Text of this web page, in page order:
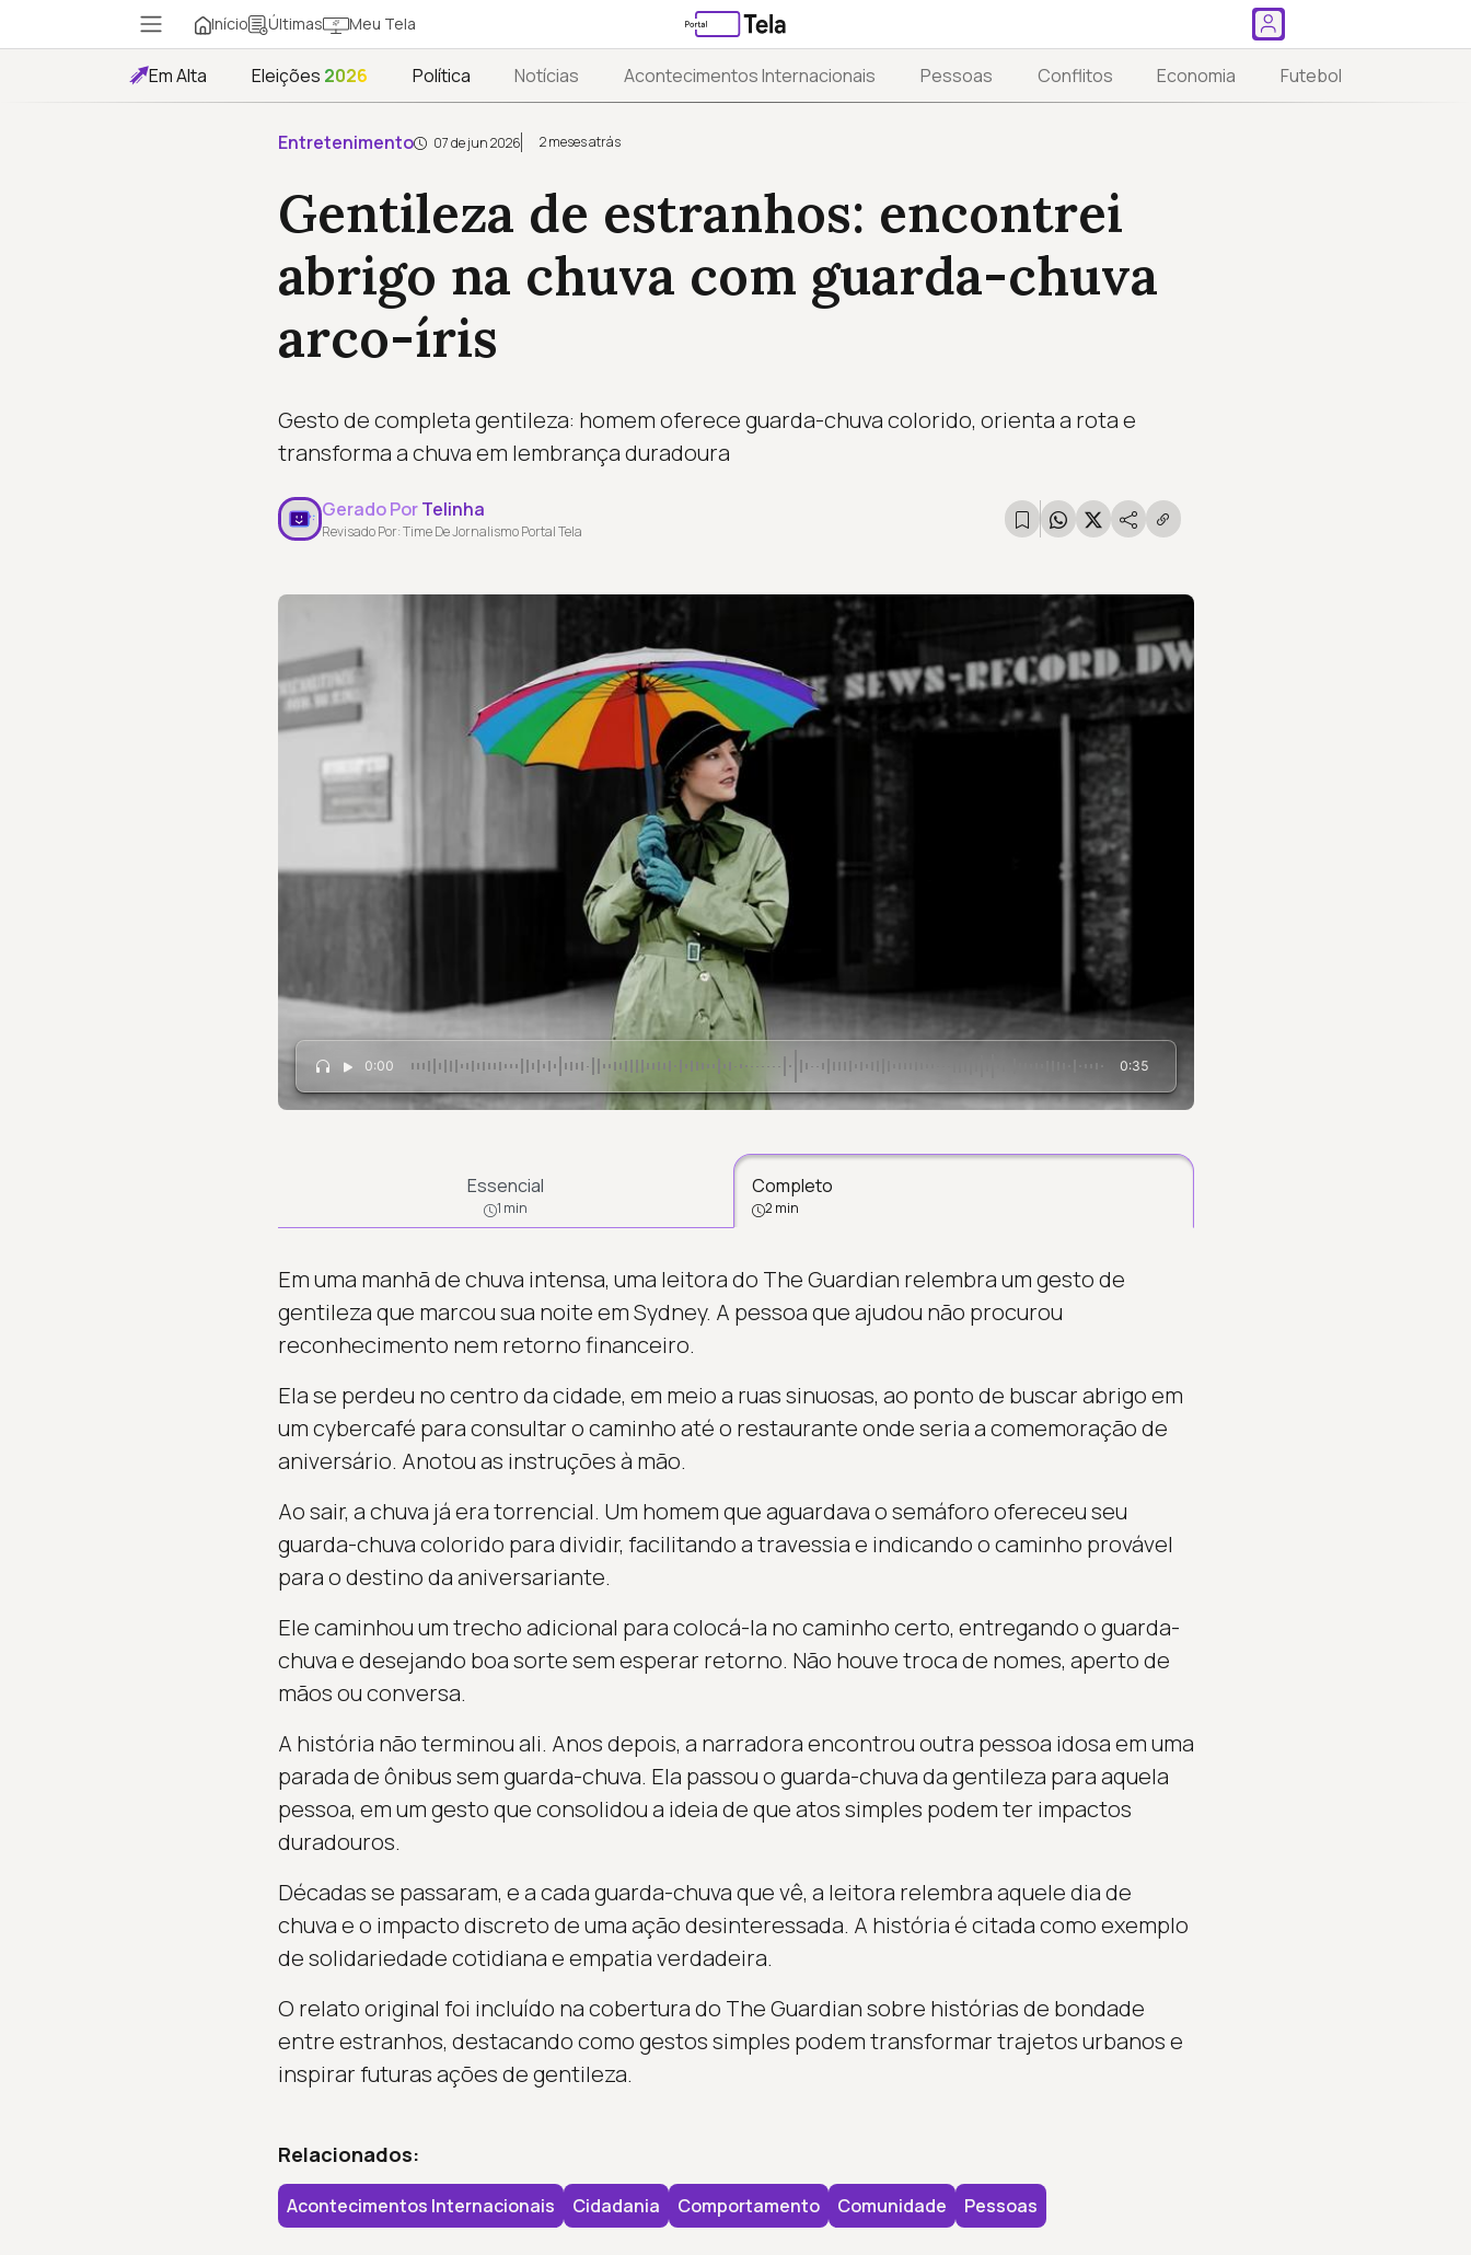
Início Últimas Meu Tela
Em Alta Eleições 2026 Política Notícias Acontecimentos Internacionais Pessoas Conflitos Economia Futebol
Entretenimento 07 de jun 2026 2 meses atrás
Gentileza de estranhos: encontrei
abrigo na chuva com guarda-chuva
arco-íris
Gesto de completa gentileza: homem oferece guarda-chuva colorido, orienta a rota e
transforma a chuva em lembrança duradoura
Gerado PorTelinha
Revisado Por: Time De Jornalismo Portal Tela
0:00 0:35
Essencial
1 min
Completo
2 min
Em uma manhã de chuva intensa, uma leitora do The Guardian relembra um gesto de
gentileza que marcou sua noite em Sydney. A pessoa que ajudou não procurou
reconhecimento nem retorno financeiro.
Ela se perdeu no centro da cidade, em meio a ruas sinuosas, ao ponto de buscar abrigo em
um cybercafé para consultar o caminho até o restaurante onde seria a comemoração de
aniversário. Anotou as instruções à mão.
Ao sair, a chuva já era torrencial. Um homem que aguardava o semáforo ofereceu seu
guarda-chuva colorido para dividir, facilitando a travessia e indicando o caminho provável
para o destino da aniversariante.
Ele caminhou um trecho adicional para colocá-la no caminho certo, entregando o guarda-
chuva e desejando boa sorte sem esperar retorno. Não houve troca de nomes, aperto de
mãos ou conversa.
A história não terminou ali. Anos depois, a narradora encontrou outra pessoa idosa em uma
parada de ônibus sem guarda-chuva. Ela passou o guarda-chuva da gentileza para aquela
pessoa, em um gesto que consolidou a ideia de que atos simples podem ter impactos
duradouros.
Décadas se passaram, e a cada guarda-chuva que vê, a leitora relembra aquele dia de
chuva e o impacto discreto de uma ação desinteressada. A história é citada como exemplo
de solidariedade cotidiana e empatia verdadeira.
O relato original foi incluído na cobertura do The Guardian sobre histórias de bondade
entre estranhos, destacando como gestos simples podem transformar trajetos urbanos e
inspirar futuras ações de gentileza.
Relacionados:
Acontecimentos Internacionais Cidadania Comportamento Comunidade Pessoas